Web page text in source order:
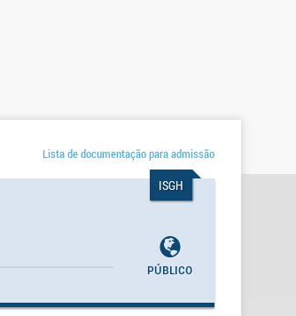
Lista de documentação para admissão
Público
ISGH